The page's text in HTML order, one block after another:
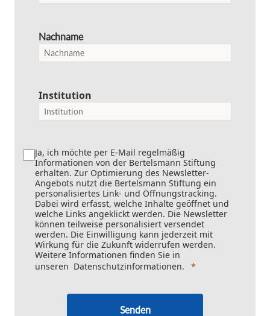
Nachname
Institution
Ja, ich möchte per E-Mail regelmäßig
Informationen von der Bertelsmann Stiftung
erhalten. Zur Optimierung des Newsletter-
Angebots nutzt die Bertelsmann Stiftung ein
personalisiertes Link- und Öffnungstracking.
Dabei wird erfasst, welche Inhalte geöffnet und
welche Links angeklickt werden. Die Newsletter
können teilweise personalisiert versendet
werden. Die Einwilligung kann jederzeit mit
Wirkung für die Zukunft widerrufen werden.
Weitere Informationen finden Sie in
unseren Datenschutzinformationen.
Senden